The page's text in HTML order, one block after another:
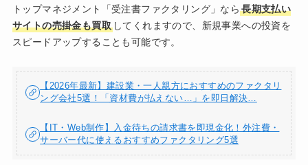
トップマネジメント「受注書ファクタリング」なら長期支払い
サイトの売掛金も買取してくれますので、新規事業への投資を
スピードアップすることも可能です。
【2026年最新】建設業・一人親方におすすめのファクタリ
ング会社5選！「資材費が払えない…」を即日解決…
【IT・Web制作】入金待ちの請求書を即現金化！外注費・
サーバー代に使えるおすすめファクタリング5選